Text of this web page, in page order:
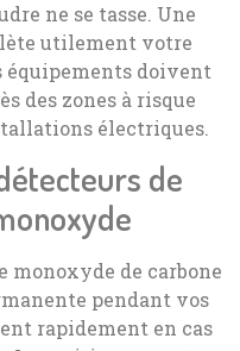
ne se tasse. Une
utilement votre
équipements doivent
des zones à risque
électriques.
de
monoxyde de carbone
pendant vos
rapidement en cas